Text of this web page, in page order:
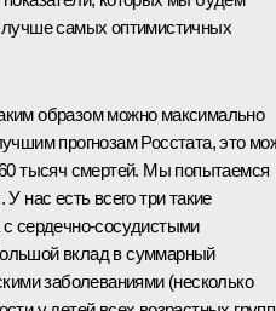
лучше самых оптимистичных
образом можно максимально
прогнозам Росстата, это
тысяч смертей. Мы попытаемся
нас есть всего три такие
сердечно-сосудистыми
вклад в суммарный
заболеваниями (несколько